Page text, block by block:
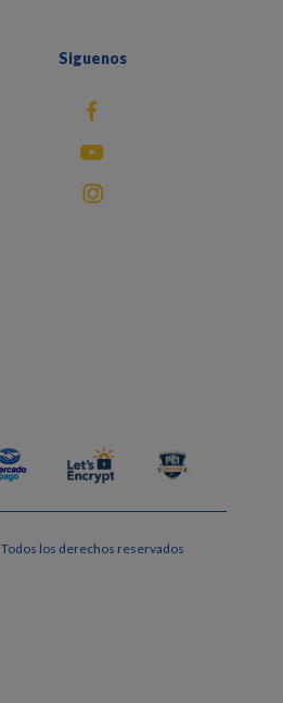
Siguenos
fb
You Tube
instagram
Todos los derechos reservados